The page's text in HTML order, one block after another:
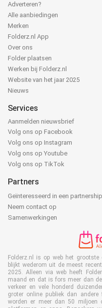
Adverteren?
Alle aanbiedingen
Merken
Folderz.nl App
Over ons
Folder plaatsen
Werken bij Folderz.nl
Website van het jaar 2025
Nieuws
Services
Aanmelden nieuwsbrief
Volg ons op Facebook
Volg ons op Instagram
Volg ons op Youtube
Volg ons op TikTok
Partners
Geïnteresseerd in een
Neem contact op
Samenwerkingen
Folderz.nl is op web het grootste
blijkt wederom uit de meest
2025. Alleen via web heeft
maand en dat is fors meer dan
verkeer en vele honderd
groter online publiek dan
worden er meer dan 50 miljoen